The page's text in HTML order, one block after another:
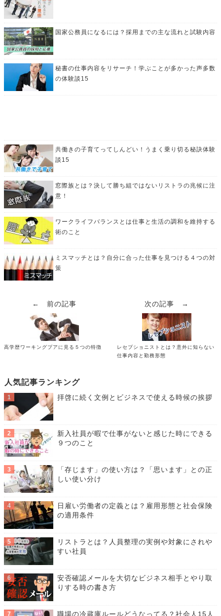
国家公務員になるには？採用までの主な流れと試験内容
秘書の仕事内容をリサーチ！学ぶことが多かった声多数
の体験談15
共働きの子育てってしんどい！うまく乗り切る秘訣体験
談15
窓際族とは？決して勝ち組ではないリストラの兆候に注
意！
ワークライフバランスとは仕事と生活の調和を維持する
術のこと
ミスマッチとは？自分に合った仕事を見つける４つの対
策
← 前の記事
高学歴ワーキングプアに見る５つの特徴
次の記事 →
レセプショニストとは？意外に知らない
仕事内容と勤務形態
人気記事ランキング
拝啓に続く文例とビジネスで使える時候の挨拶
新入社員が暇で仕事がないと感じた時にできる
９つのこと
「存じます」の使い方は？「思います」との正
しい使い分け
日雇い労働者の定義とは？雇用形態と社会保険
の適用条件
リストラとは？人員整理の実例や対象にされや
すい社員
安否確認メールを大切なビジネス相手とやり取
りする時の書き方
職場の冷蔵庫ルールどうなってる？社会人15人